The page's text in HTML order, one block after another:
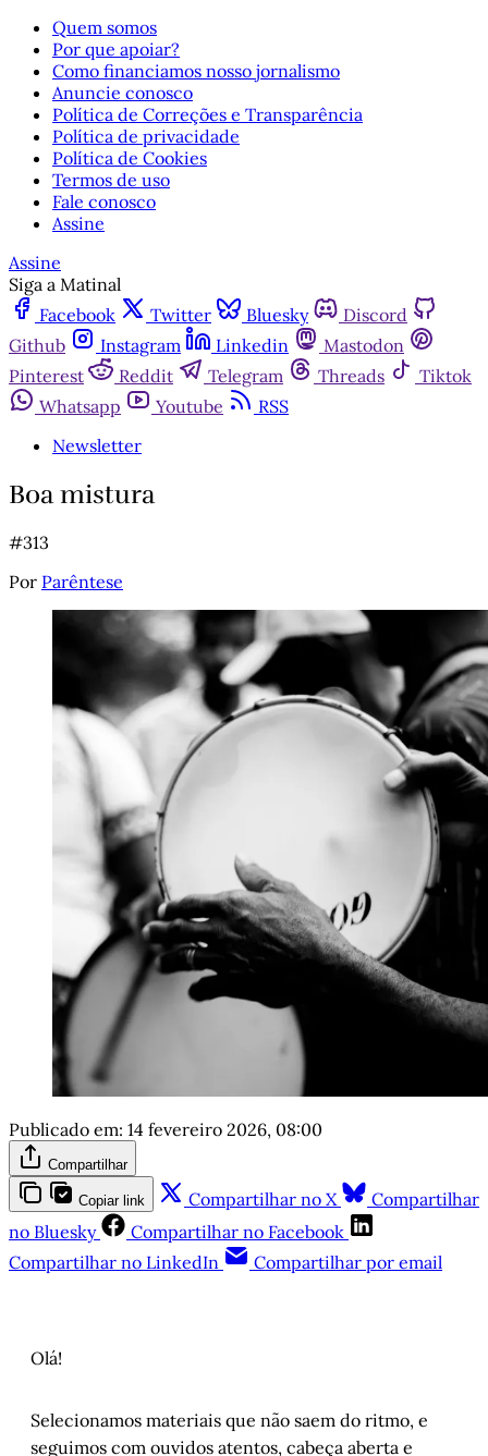
Quem somos
Por que apoiar?
Como financiamos nosso jornalismo
Anuncie conosco
Política de Correções e Transparência
Política de privacidade
Política de Cookies
Termos de uso
Fale conosco
Assine
Assine
Siga a Matinal
Facebook
Twitter Bluesky
Discord
Github
Instagram Linkedin
Mastodon
Pinterest
Reddit Telegram Threads
Tiktok
Whatsapp
Youtube
RSS
Newsletter
Boa mistura
#313
Por Parêntese
Publicado em: 14 fevereiro 2026, 08:00
Compartilhar
Copiar link Compartilhar no X
Compartilhar
no Bluesky
Compartilhar no Facebook
Compartilhar no LinkedIn
Compartilhar por email
Olá!
Selecionamos materiais que não saem do ritmo, e
seguimos com ouvidos atentos, cabeça aberta e